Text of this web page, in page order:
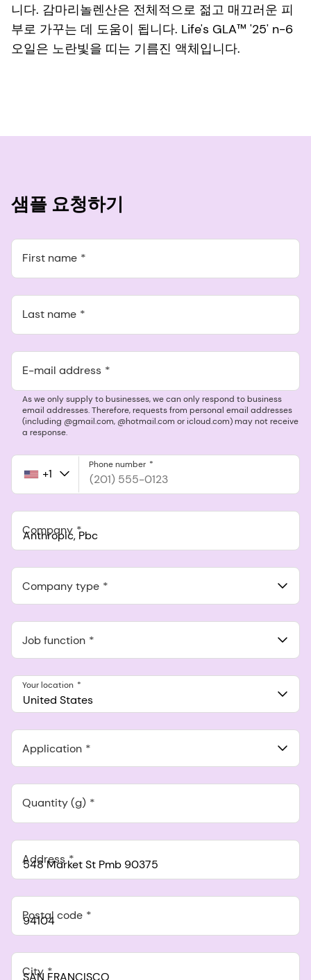
니다. 감마리놀렌산은 전체적으로 젊고 매끄러운 피
부로 가꾸는 데 도움이 됩니다. Life's GLA™ '25' n-6
오일은 노란빛을 띠는 기름진 액체입니다.
샘플 요청하기
First name
Last name
E-mail address
As we only supply to businesses, we can only respond to business
email addresses. Therefore, requests from personal email addresses
(including @gmail.com, @hotmail.com or icloud.com) may not receive
a response.
United
+1
Phone number
Company
548 Market St Pmb 90375, San Francisco, California, US
Company type
Job function
United States
Your location
Application
Quantity (g)
Address
Postal code
City